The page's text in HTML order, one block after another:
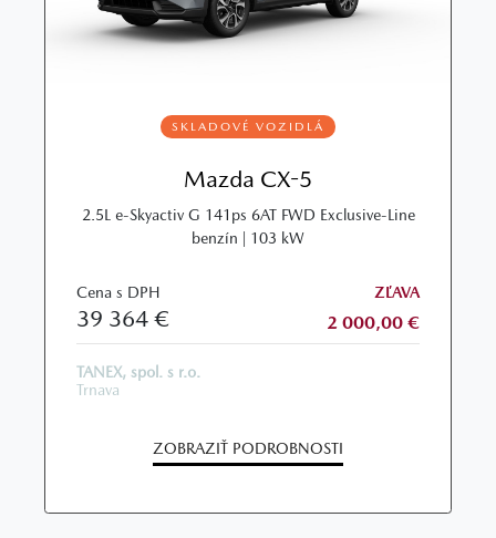
SKLADOVÉ VOZIDLÁ
Mazda CX-5
2.5L e‑Skyactiv G 141ps 6AT FWD Exclusive‑Line
benzín | 103 kW
Cena s DPH
39 364 €
ZĽAVA
2 000,00 €
TANEX, spol. s r.o.
Trnava
ZOBRAZIŤ PODROBNOSTI